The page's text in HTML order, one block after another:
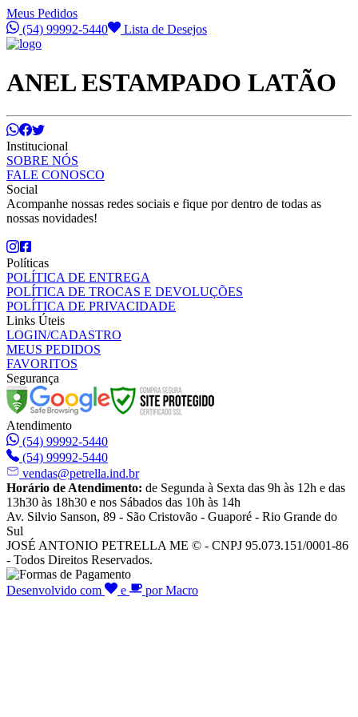
Meus Pedidos
(54) 99992-5440
Lista de Desejos
ANEL ESTAMPADO LATÃO
Institucional
SOBRE NÓS
FALE CONOSCO
Social
Acompanhe nossas redes sociais e fique por dentro de todas as
nossas novidades!
Políticas
POLÍTICA DE ENTREGA
POLÍTICA DE TROCAS E DEVOLUÇÕES
POLÍTICA DE PRIVACIDADE
Links Úteis
LOGIN/CADASTRO
MEUS PEDIDOS
FAVORITOS
Segurança
Atendimento
(54) 99992-5440
(54) 99992-5440
vendas@petrella.ind.br
Horário de Atendimento: de Segunda à Sexta das 9h às 12h e das
13h30 às 18h30 e nos Sábados das 10h às 14h
Av. Silvio Sanson, 89 - São Cristovão - Guaporé - Rio Grande do
Sul
JOSÉ ANTONIO PETRELLA ME © - CNPJ 95.073.151/0001-86
- Todos Direitos Reservados.
Desenvolvido com e por Macro